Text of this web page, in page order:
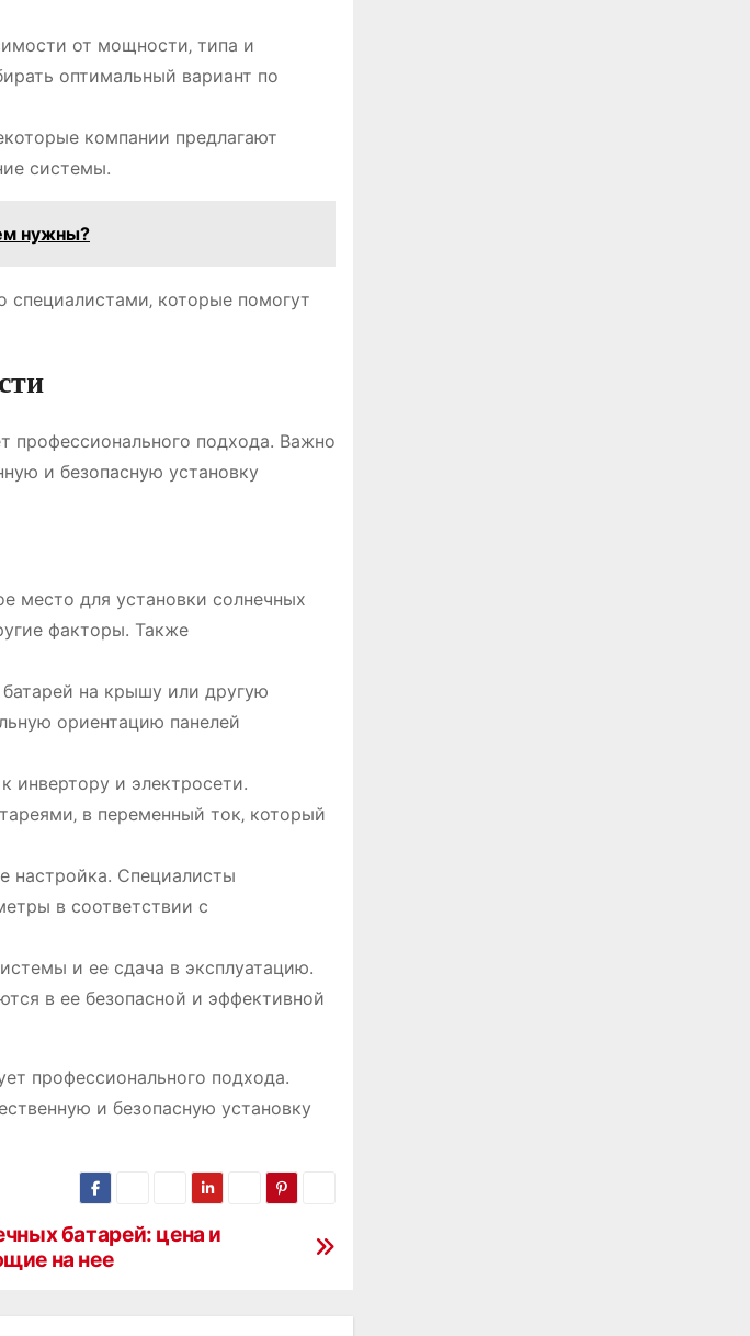
от мощности‚ типа и
оптимальный вариант по
компании предлагают
системы.
нужны?
которые помогут
профессионального подхода. Важно
и безопасную установку
место для установки солнечных
факторы. Также
на крышу или другую
ориентацию панелей
инвертору и электросети.
в переменный ток‚ который
настройка. Специалисты
в соответствии с
и ее сдача в эксплуатацию.
в ее безопасной и эффективной
профессионального подхода.
и безопасную установку
батарей: цена и
на нее